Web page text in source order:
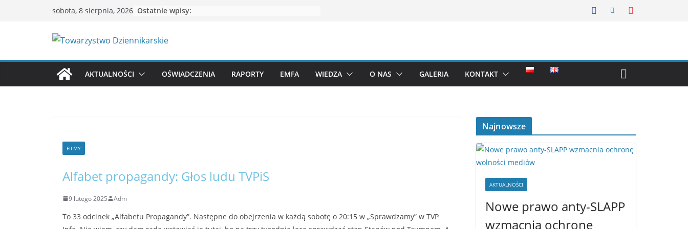
sobota, 8 sierpnia, 2026 Ostatnie wpisy:
AKTUALNOŚCI OŚWIADCZENIA RAPORTY EMFA WIEDZA O NAS GALERIA KONTAKT
FILMY
Alfabet propagandy: Głos ludu TVPiS
9 lutego 2025 Adm
To 33 odcinek „Alfabetu Propagandy”. Następne do obejrzenia w każdą sobotę o 20:15 w „Sprawdzamy” w TVP
Najnowsze
AKTUALNOŚCI
Nowe prawo anty-SLAPP
wzmacnia ochronę